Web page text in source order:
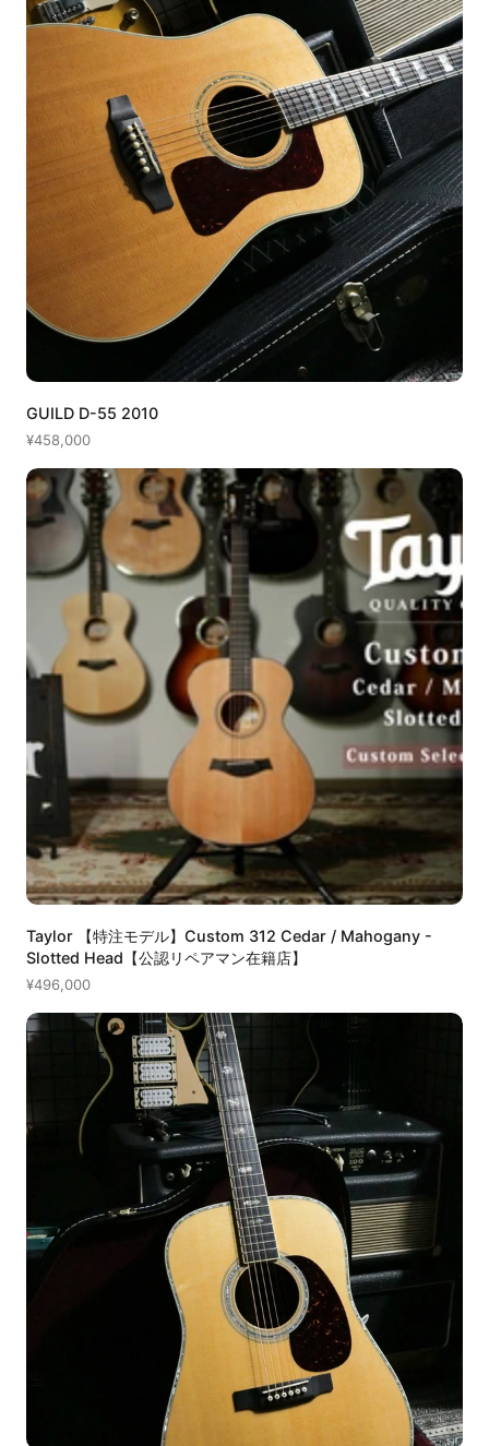
GUILD D-55 2010
¥458,000
Taylor 【特注モデル】Custom 312 Cedar / Mahogany -
Slotted Head【公認リペアマン在籍店】
¥496,000